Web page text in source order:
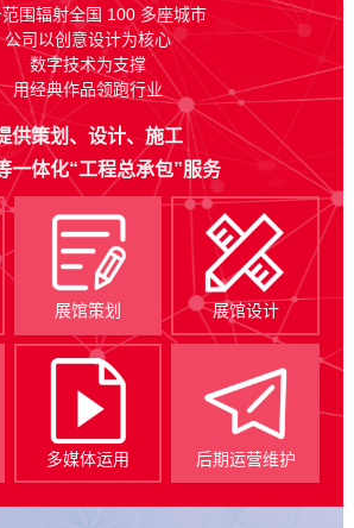
围辐射全国 100 多座城市
公司以创意设计为核心
数字技术为支撑
用经典作品领跑行业
供策划、设计、施工
一体化“工程总承包”服务
展馆策划 展馆设计
多媒体运用 后期运营维护